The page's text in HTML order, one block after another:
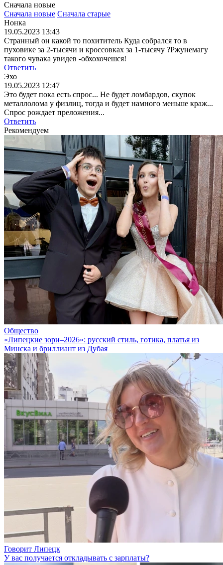
Сначала новые
Сначала новые Сначала старые
Нонка
19.05.2023 13:43
Странный он какой то похититель Куда собрался то в
пуховике за 2-тысячи и кроссовках за 1-тысячу ?Ржунемагу
такого чувака увидев -обхохочешся!
Ответить
Эхо
19.05.2023 12:47
Это будет пока есть спрос... Не будет ломбардов, скупок
металлолома у физлиц, тогда и будет намного меньше краж...
Спрос рождает преложения...
Ответить
Рекомендуем
Общество
«Липецкие зори–2026»: русский стиль, готика, платья из
Минска и бриллиант из Дубая
Говорит Липецк
У вас получается откладывать с зарплаты?